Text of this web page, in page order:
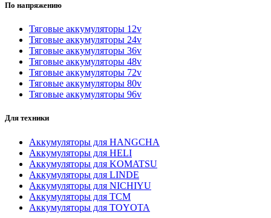
По напряжению
Тяговые аккумуляторы 12v
Тяговые аккумуляторы 24v
Тяговые аккумуляторы 36v
Тяговые аккумуляторы 48v
Тяговые аккумуляторы 72v
Тяговые аккумуляторы 80v
Тяговые аккумуляторы 96v
Для техники
Аккумуляторы для HANGCHA
Аккумуляторы для HELI
Аккумуляторы для KOMATSU
Аккумуляторы для LINDE
Аккумуляторы для NICHIYU
Аккумуляторы для TCM
Аккумуляторы для TOYOTA